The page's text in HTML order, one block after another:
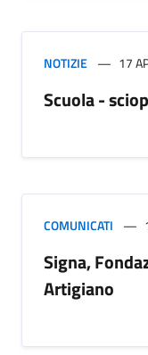
NOTIZIE 17
Scuola -
COMUNICATI
Signa,
Artigiano